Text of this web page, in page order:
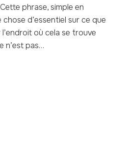
phrase, simple en
d’essentiel sur ce que
où cela se trouve
n’est pas…